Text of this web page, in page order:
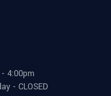
4:00pm
- CLOSED